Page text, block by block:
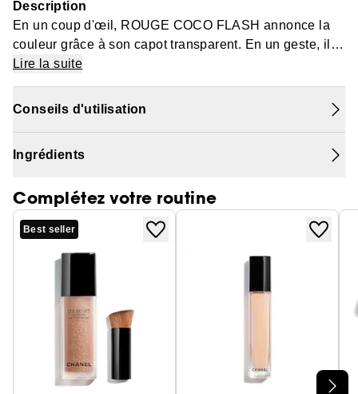
Description
En un coup d'œil, ROUGE COCO FLASH annonce la
couleur grâce à son capot transparent. En un geste, il
s'applique le plus simplement du monde grâce à sa
transforme en huile brillante au contact des lèvres et
intense, grâce à une combinaison d'huiles fines
Lire la suite
Conseils d'utilisation
Ingrédients
Complétez votre routine
Ignorer le carrousel produits
Best seller